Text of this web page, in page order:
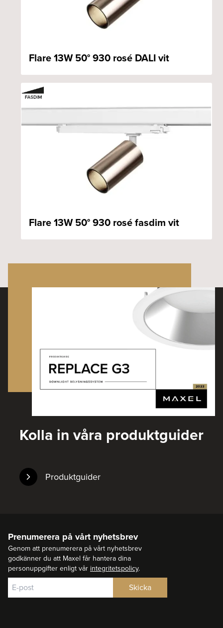
Flare 13W 50° 930 rosé DALI vit
Flare 13W 50° 930 rosé fasdim vit
Kolla in våra produktguider
Produktguider
Prenumerera på vårt nyhetsbrev
Genom att prenumerera på vårt nyhetsbrev
godkänner du att Maxel får hantera dina
personuppgifter enligt vår integritetspolicy.